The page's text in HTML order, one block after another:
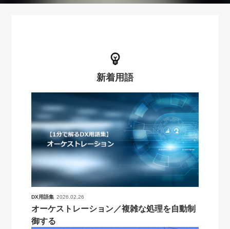
新着用語
DX用語集 2026.02.26
オーケストレーション／複雑な処理を自動制
御する